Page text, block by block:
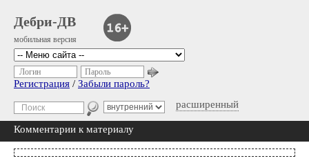
Дебри-ДВ
мобильная версия
расширенный
Логин Пароль
Регистрация / Забыли пароль?
Комментарии к материалу